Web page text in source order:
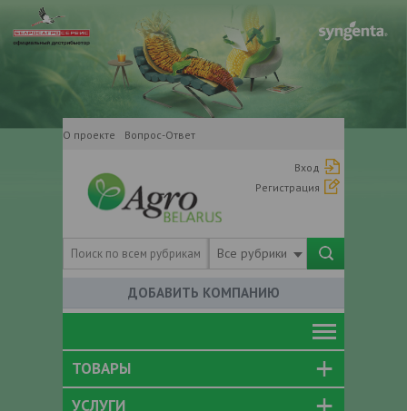
О проекте Вопрос-Ответ
Вход
Регистрация
Все рубрики
ДОБАВИТЬ КОМПАНИЮ
ТОВАРЫ
УСЛУГИ